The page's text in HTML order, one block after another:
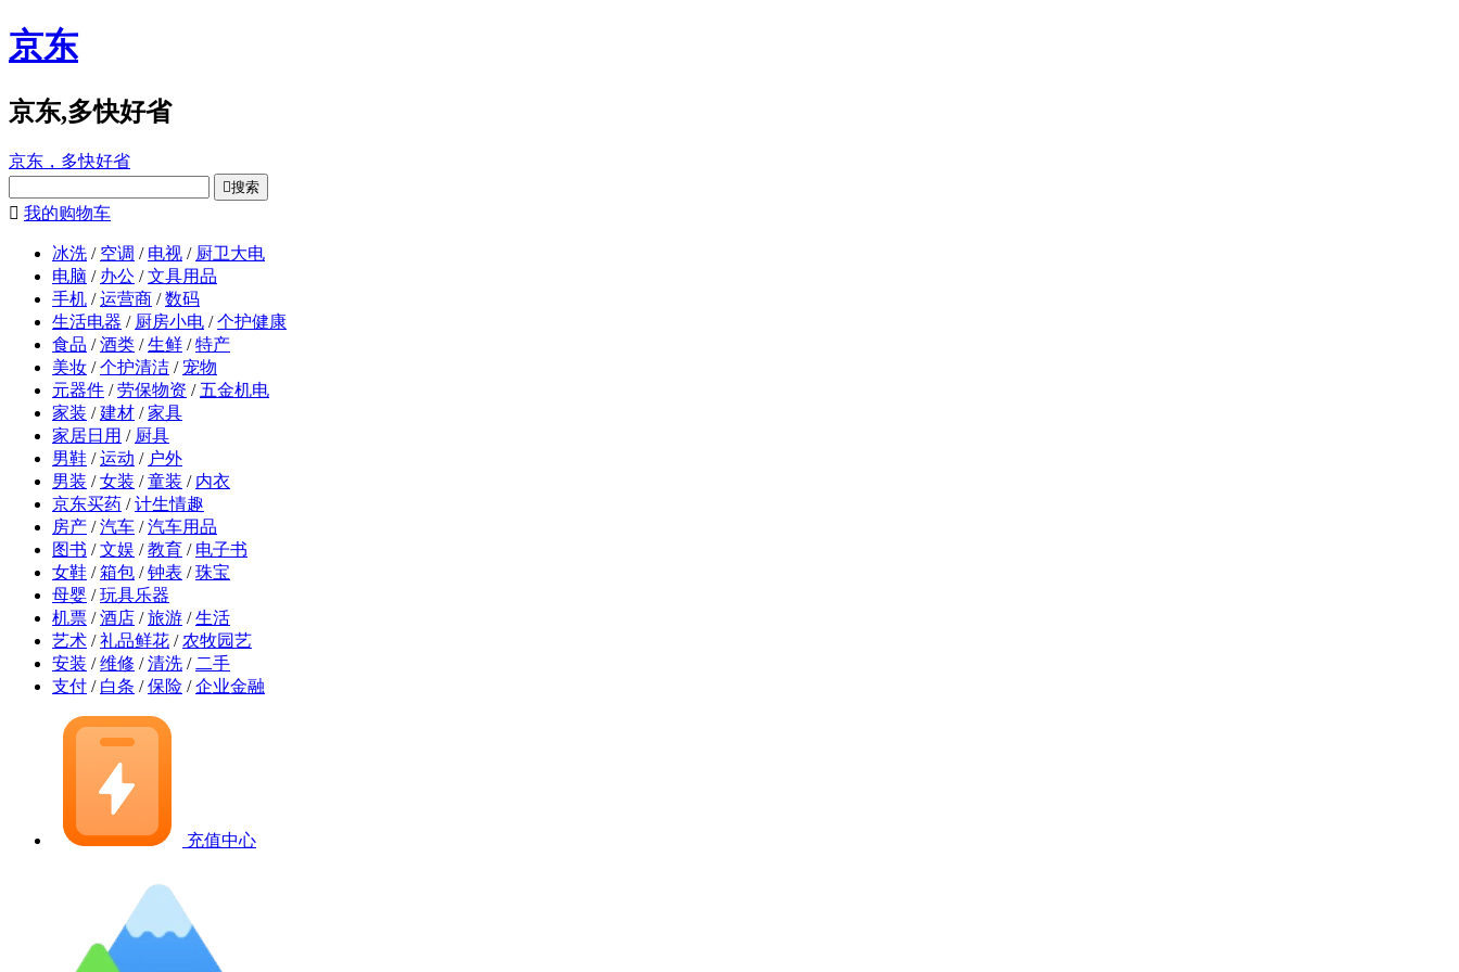
京东
京东,多快好省
京东，多快好省
搜索
 我的购物车
冰洗 / 空调 / 电视 / 厨卫大电
电脑 / 办公 / 文具用品
手机 / 运营商 / 数码
生活电器 / 厨房小电 / 个护健康
食品 / 酒类 / 生鲜 / 特产
美妆 / 个护清洁 / 宠物
元器件 / 劳保物资 / 五金机电
家装 / 建材 / 家具
家居日用 / 厨具
男鞋 / 运动 / 户外
男装 / 女装 / 童装 / 内衣
京东买药 / 计生情趣
房产 / 汽车 / 汽车用品
图书 / 文娱 / 教育 / 电子书
女鞋 / 箱包 / 钟表 / 珠宝
母婴 / 玩具乐器
机票 / 酒店 / 旅游 / 生活
艺术 / 礼品鲜花 / 农牧园艺
安装 / 维修 / 清洗 / 二手
支付 / 白条 / 保险 / 企业金融
充值中心